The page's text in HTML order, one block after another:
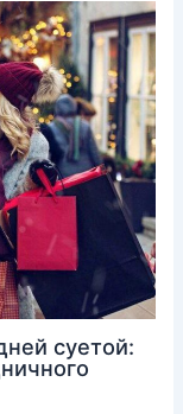
суетой: